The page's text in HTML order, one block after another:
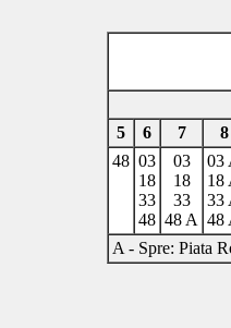
5 6 7
8
48 03
18
33
48
03
18
33
48 A
03
18
33
48
A - Spre: Piata